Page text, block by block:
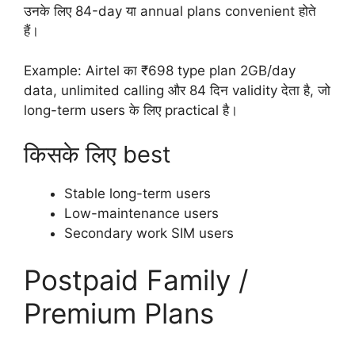
उनके लिए 84-day या annual plans convenient होते
हैं।
Example: Airtel का ₹698 type plan 2GB/day
data, unlimited calling और 84 दिन validity देता है, जो
long-term users के लिए practical है।
किसके लिए best
Stable long-term users
Low-maintenance users
Secondary work SIM users
Postpaid Family /
Premium Plans